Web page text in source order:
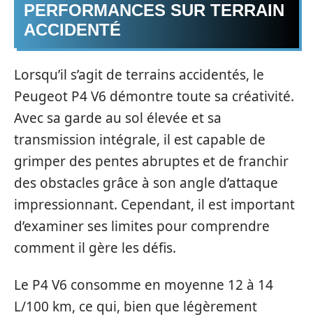
PERFORMANCES SUR TERRAIN
ACCIDENTÉ
Lorsqu’il s’agit de terrains accidentés, le
Peugeot P4 V6 démontre toute sa créativité.
Avec sa garde au sol élevée et sa
transmission intégrale, il est capable de
grimper des pentes abruptes et de franchir
des obstacles grâce à son angle d’attaque
impressionnant. Cependant, il est important
d’examiner ses limites pour comprendre
comment il gère les défis.
Le P4 V6 consomme en moyenne 12 à 14
L/100 km, ce qui, bien que légèrement